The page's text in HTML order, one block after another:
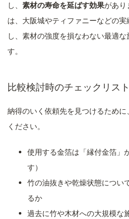
し、 素材の寿命を延ばす効果があり
は、大阪城やティファニーなどの
し、素材の強度を損なわない最適
す。
比較検討時のチェックリスト
納得のいく依頼先を見つけるため
ください。
使用する金箔は「縁付金箔」
す）
竹の油抜きや乾燥状態につい
るか
過去に竹や木材への大規模な